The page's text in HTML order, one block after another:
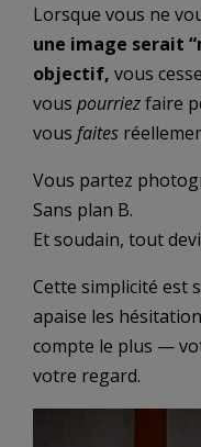
Lorsque vous ne
une image serait
objectif, vous
vous pourriezfaire
vous faites
Vous partez
Sans plan B.
Et soudain, tout
Cette simplicité est
apaise les
compte le plus —
votre regard.